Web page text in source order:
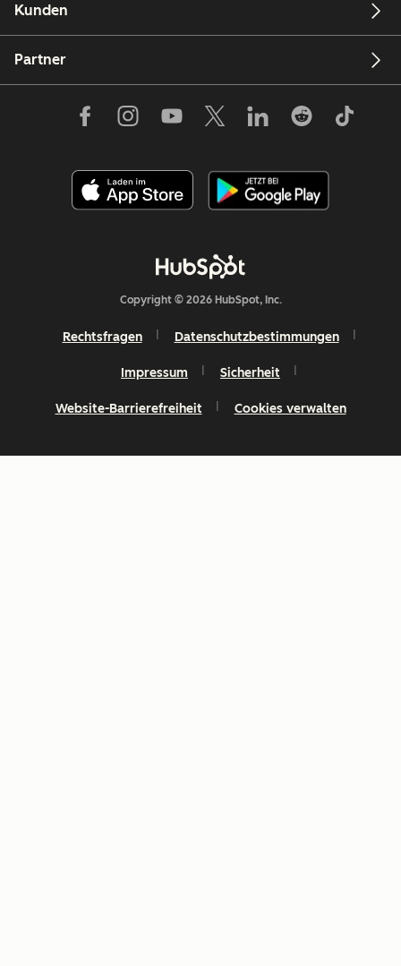
Kunden
Partner
Copyright © 2026 HubSpot, Inc.
Rechtsfragen Datenschutzbestimmungen
Impressum Sicherheit
Website-Barrierefreiheit Cookies verwalten